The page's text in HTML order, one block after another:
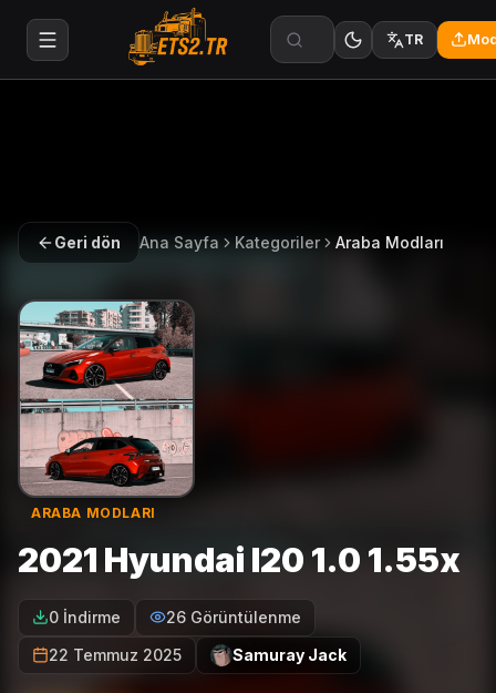
TR
Geri dön Ana Sayfa Kategoriler Araba Modları
ARABA MODLARI
2021 Hyundai I20 1.0 1.55x
0 İndirme
26 Görüntülenme
22 Temmuz 2025
Samuray Jack